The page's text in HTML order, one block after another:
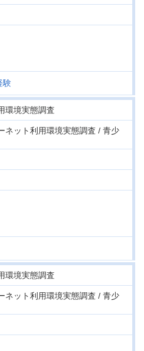
験
環境実態調査
ネット利用環境実態調査 / 青少
環境実態調査
ネット利用環境実態調査 / 青少